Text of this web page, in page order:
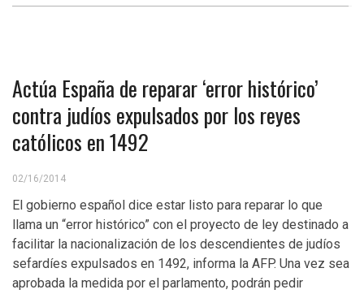
Actúa España de reparar ‘error histórico’
contra judíos expulsados por los reyes
católicos en 1492
02/16/2014
El gobierno español dice estar listo para reparar lo que
llama un “error histórico” con el proyecto de ley destinado a
facilitar la nacionalización de los descendientes de judíos
sefardíes expulsados en 1492, informa la AFP. Una vez sea
aprobada la medida por el parlamento, podrán pedir